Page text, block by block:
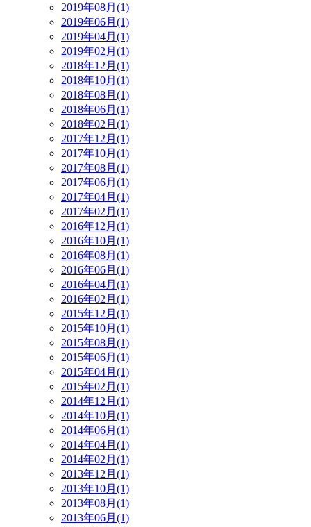
2019年08月(1)
2019年06月(1)
2019年04月(1)
2019年02月(1)
2018年12月(1)
2018年10月(1)
2018年08月(1)
2018年06月(1)
2018年02月(1)
2017年12月(1)
2017年10月(1)
2017年08月(1)
2017年06月(1)
2017年04月(1)
2017年02月(1)
2016年12月(1)
2016年10月(1)
2016年08月(1)
2016年06月(1)
2016年04月(1)
2016年02月(1)
2015年12月(1)
2015年10月(1)
2015年08月(1)
2015年06月(1)
2015年04月(1)
2015年02月(1)
2014年12月(1)
2014年10月(1)
2014年06月(1)
2014年04月(1)
2014年02月(1)
2013年12月(1)
2013年10月(1)
2013年08月(1)
2013年06月(1)